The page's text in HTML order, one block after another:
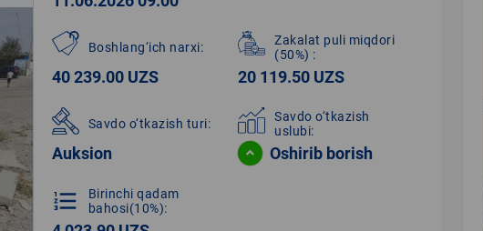
Boshlang‘ich narxi:
40 239.00 UZS
Zakalat puli miqdori
(50%) :
20 119.50 UZS
Savdo o‘tkazish turi:
Auksion
Savdo o‘tkazish
uslubi:
Oshirib borish
format_list_numbered
Birinchi qadam
bahosi(10%):